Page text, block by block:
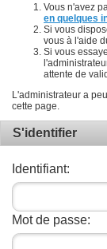
Vous n'avez
en quelques
Si vous
vous à l'aide
Si vous
attente de
L'administrateur a
cette page.
S'identifier
Identifiant:
Mot de passe: